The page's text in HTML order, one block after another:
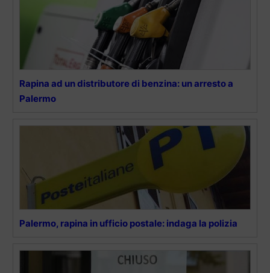
Rapina ad un distributore di benzina: un arresto a
Palermo
Palermo, rapina in ufficio postale: indaga la polizia